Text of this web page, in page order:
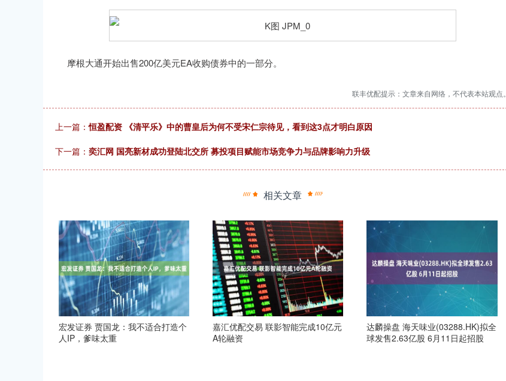
摩根大通开始出售200亿美元EA收购债券中的一部分。
联丰优配提示：文章来自网络，不代表本站观点。
上一篇：恒盈配资 《清平乐》中的曹皇后为何不受宋仁宗待见，看到这3点才明白原因
下一篇： 奕汇网 国亮新材成功登陆北交所 募投项目赋能市场竞争力与品牌影响力升级
相关文章
宏发证券 贾国龙：我不适合打造个
人IP，爹味太重
嘉汇优配交易 联影智能完成10亿元
A轮融资
达麟操盘 海天味业(03288.HK)拟全
球发售2.63亿股 6月11日起招股
1.02% 深证成指 14311.01 200.89 1.42% 沪深300